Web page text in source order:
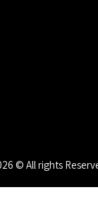
© All rights